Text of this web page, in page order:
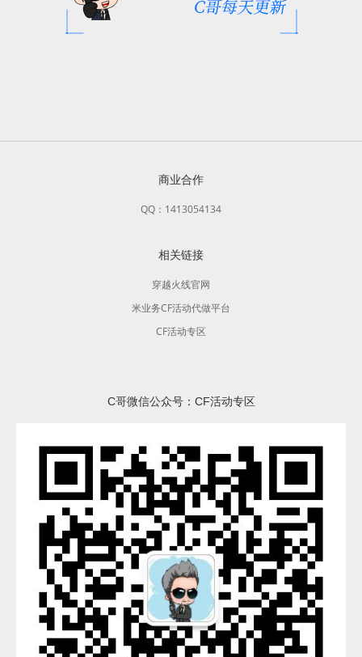
商业合作
QQ：1413054134
相关链接
穿越火线官网
米业务CF活动代做平台
CF活动专区
C哥微信公众号：CF活动专区